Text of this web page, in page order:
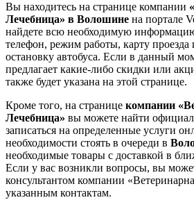
Вы находитесь на странице компании
Лечебница» в Волошине на портале
найдете всю необходимую
телефон, режим работы, карту
остановку автобуса. Если в данный
предлагает какие-либо скидки или
также будет указана на этой странице.
Кроме того, на странице компании
Лечебница» вы можете найти
записаться на определенные услуги
необходимости стоять в очереди в
необходимые товары с доставкой в
Если у вас возникли вопросы, вы
консультантом компании
указанным контактам.